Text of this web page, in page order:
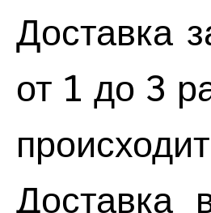
Доставка
от 1 до 3
Доставка